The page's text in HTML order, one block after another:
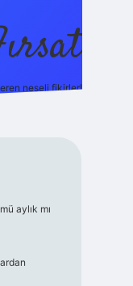
neşeli fikirler!
aylık mı